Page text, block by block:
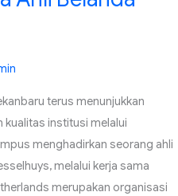
terus menunjukkan
institusi melalui
menghadirkan seorang ahli
melalui kerja sama
merupakan organisasi